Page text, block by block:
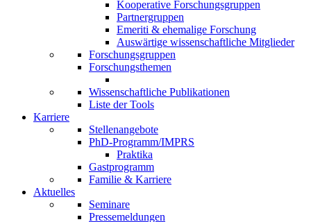
Kooperative Forschungsgruppen
Partnergruppen
Emeriti & ehemalige Forschung
Auswärtige wissenschaftliche Mitglieder
Forschungsgruppen
Forschungsthemen
Wissenschaftliche Publikationen
Liste der Tools
Karriere
Stellenangebote
PhD-Programm/IMPRS
Praktika
Gastprogramm
Familie & Karriere
Aktuelles
Seminare
Pressemeldungen